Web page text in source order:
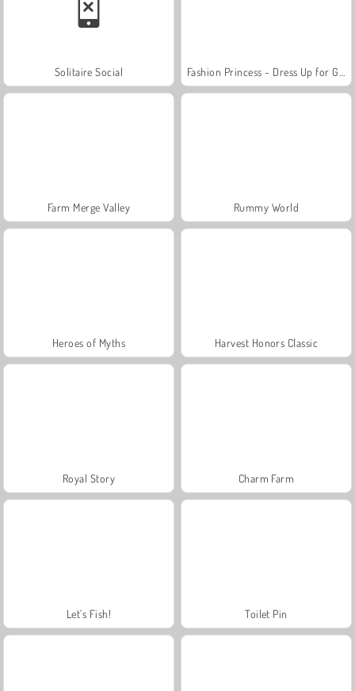
Solitaire Social
Farm Merge Valley Rummy World
Heroes of Myths Harvest Honors Classic
Royal Story Charm Farm
Let's Fish! Toilet Pin